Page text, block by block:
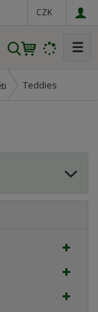
CZK
V
h
☰
Teddies